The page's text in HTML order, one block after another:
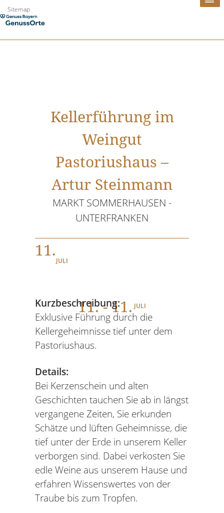
Zum
Inhalt
Sitemap
Kellerführung im
Weingut
Pastoriushaus –
Artur Steinmann
MARKT SOMMERHAUSEN -
UNTERFRANKEN
11.
JULI
11. - 11. JULI
Kurzbeschreibung:
Exklusive Führung durch die
Kellergeheimnisse tief unter dem
Pastoriushaus.
Details:
Bei Kerzenschein und alten
Geschichten tauchen Sie ab in längst
vergangene Zeiten, Sie erkunden
Schätze und lüften Geheimnisse, die
tief unter der Erde in unserem Keller
verborgen sind. Dabei verkosten Sie
edle Weine aus unserem Hause und
erfahren Wissenswertes von der
Traube bis zum Tropfen.